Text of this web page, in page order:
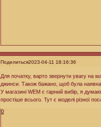
Поделиться2023-04-11 18:16:36
Для початку, варто звернути увагу на
джинси. Також бажано, щоб була наявна
У магазині WEM є гарний вибір, я
простіше всього. Тут є моделі різної
0